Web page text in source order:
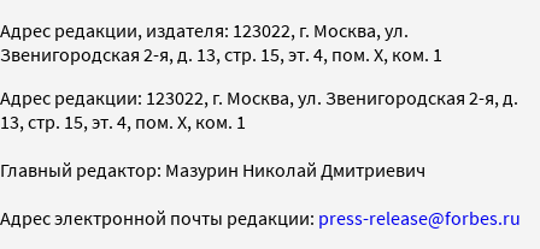
Адрес редакции, издателя: 123022, г. Москва, ул.
Звенигородская 2-я, д. 13, стр. 15, эт. 4, пом. X, ком. 1
Адрес редакции: 123022, г. Москва, ул. Звенигородская 2-я, д.
13, стр. 15, эт. 4, пом. X, ком. 1
Главный редактор: Мазурин Николай Дмитриевич
Адрес электронной почты редакции: press-release@forbes.ru